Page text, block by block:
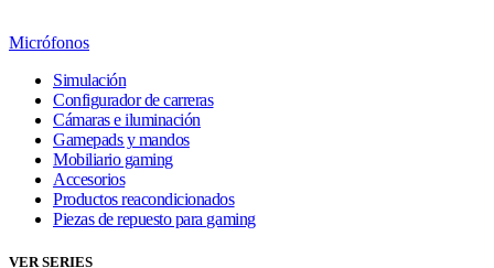
Micrófonos
Simulación
Configurador de carreras
Cámaras e iluminación
Gamepads y mandos
Mobiliario gaming
Accesorios
Productos reacondicionados
Piezas de repuesto para gaming
VER SERIES